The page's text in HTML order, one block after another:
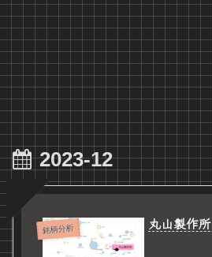
2023-12
銘柄分析 丸山製作所